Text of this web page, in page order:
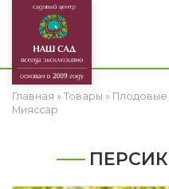
Главная » Товары » Плодовые
Мияссар